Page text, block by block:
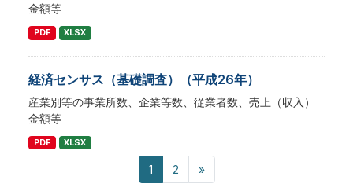
金額等
PDF XLSX
経済センサス（基礎調査）（平成26年）
産業別等の事業所数、企業等数、従業者数、売上（収入）
金額等
PDF XLSX
1 2 »